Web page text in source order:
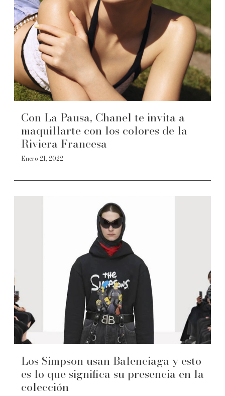
Con La Pausa, Chanel te invita a
maquillarte con los colores de la
Riviera Francesa
Enero 21, 2022
Los Simpson usan Balenciaga y esto
es lo que significa su presencia en la
colección